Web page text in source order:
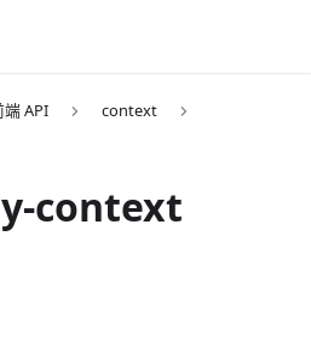
端 API
context
context